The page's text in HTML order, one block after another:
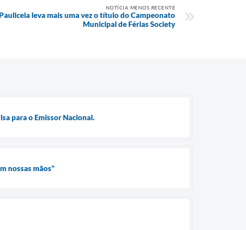
NOTÍCIA MENOS RECENTE
leva mais uma vez o título do Campeonato
Municipal de Férias Society
para o Emissor Nacional.
nossas mãos"